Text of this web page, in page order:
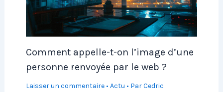
Comment appelle-t-on l’image d’une
personne renvoyée par le web ?
Laisser un commentaire • Actu • ParCedric